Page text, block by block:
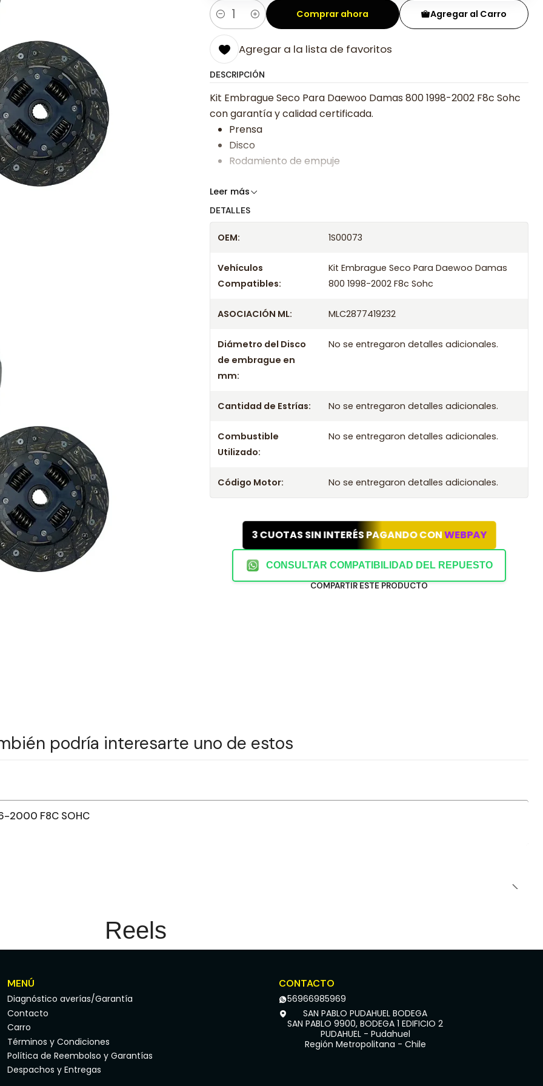
Cantidad
Agregar al Carro
Comprar ahora
Agregar a la lista de favoritos
DESCRIPCIÓN
Kit Embrague Seco Para Daewoo Damas 800 1998-2002 F8c Sohc
con garantía y calidad certificada.
Prensa
Disco
Rodamiento de empuje
Somos especialistas en embragues desde 2019, ofreciendo precios
confirmación.
Años compatibles
Kit Embrague Seco Para Daewoo Damas 800 1998 F8c Sohc
Kit Embrague Seco Para Daewoo Damas 800 2000 F8c Sohc
Kit Embrague Seco Para Daewoo Damas 800 2001 F8c Sohc
Kit Embrague Seco Para Daewoo Damas 800 2002 F8c Sohc
Leer más
DETALLES
OEM: 1S00073
Vehículos
Compatibles:
Kit Embrague Seco Para Daewoo Damas
800 1998-2002 F8c Sohc
ASOCIACIÓN ML: MLC2877419232
Diámetro del Disco
de embrague en
mm:
No se entregaron detalles adicionales.
Cantidad de Estrías: No se entregaron detalles adicionales.
Combustible
Utilizado:
No se entregaron detalles adicionales.
Código Motor: No se entregaron detalles adicionales.
3 CUOTAS SIN INTERÉS PAGANDO CONWEBPAY
CONSULTAR COMPATIBILIDAD DEL REPUESTO
COMPARTIR ESTE PRODUCTO
podría interesarte uno de estos
2000 F8C SOHC
Reels
MENÚ
Diagnóstico averías/Garantía
Contacto
Carro
Términos y Condiciones
Política de Reembolso y Garantías
Despachos y Entregas
CONTACTO
56966985969
SAN PABLO PUDAHUEL BODEGA
SAN PABLO 9900, BODEGA 1 EDIFICIO 2
PUDAHUEL - Pudahuel
Región Metropolitana - Chile